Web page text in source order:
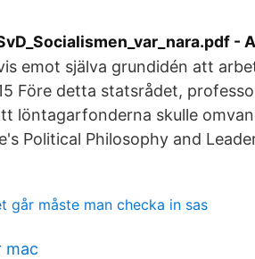
-
emot själva grundidén att
Före detta statsrådet,
löntagarfonderna skulle
Political Philosophy and
går måste man checka in sas
mac